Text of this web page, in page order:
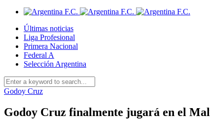
Últimas noticias
Liga Profesional
Primera Nacional
Federal A
Selección Argentina
Godoy Cruz
Godoy Cruz finalmente jugará en el